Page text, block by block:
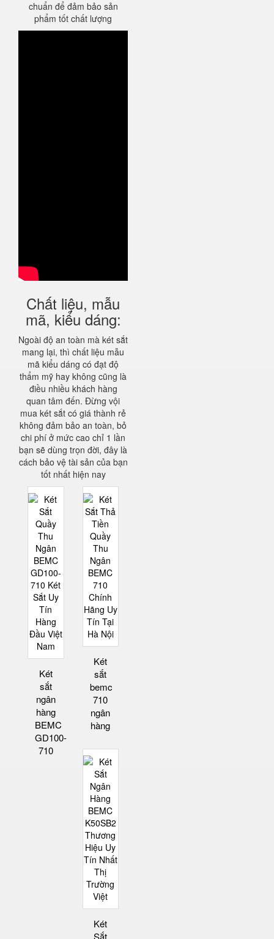
chuẩn để đảm bảo sản
phẩm tốt chất lượng
Chất liệu, mẫu
mã, kiểu dáng:
Ngoài độ an toàn mà két sắt
mang lại, thì chất liệu mẫu
mã kiểu dáng có đạt độ
thẩm mỹ hay không cũng là
điều nhiều khách hàng
quan tâm đến. Đừng vội
mua két sắt có giá thành rẻ
không đảm bảo an toàn, bỏ
chi phí ở mức cao chỉ 1 lần
bạn sẽ dùng trọn đời, đây là
cách bảo vệ tài sản của bạn
tốt nhất hiện nay
Két
sắt
ngân
hàng
BEMC
GD100-
710
Két
sắt
bemc
710
ngân
hàng
Két
Sắt